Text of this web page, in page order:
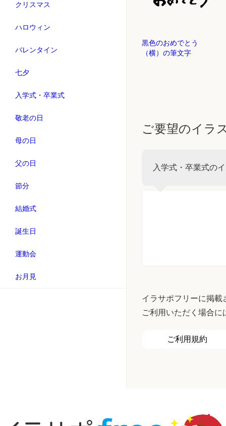
クリスマス
ハロウィン
バレンタイン
七夕
入学式・卒業式
敬老の日
母の日
父の日
節分
結婚式
誕生日
運動会
お月見
黒色のおめでとう
（横）の筆文字
ご要望のイラ
入学式・卒業式の
イラサポフリーに掲
ご利用いただく場合に
ご利用規約